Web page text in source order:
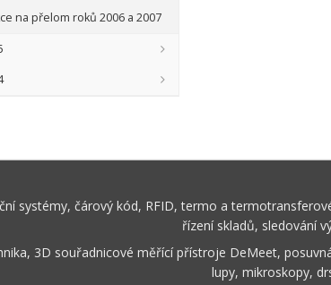
na přelom roků 2006 a 2007
systémy, čárový kód, RFID, termo a
řízení skladů, sledování
3D souřadnicové měřící přístroje DeMeet,
lupy, mikroskopy,